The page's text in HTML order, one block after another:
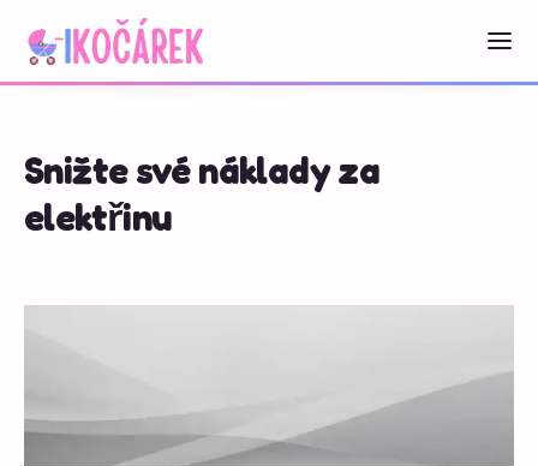
Snižte své náklady za
elektřinu